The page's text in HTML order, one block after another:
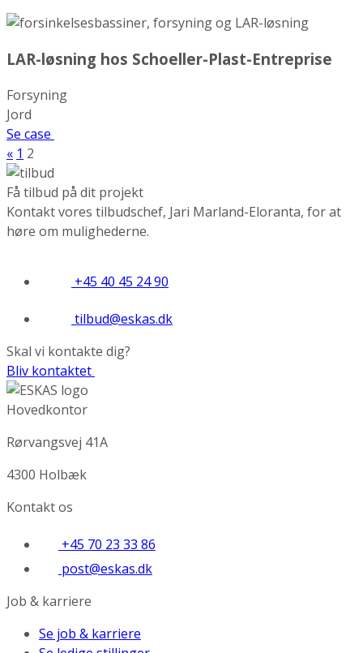
LAR-løsning hos Schoeller-Plast-Entreprise
Forsyning
Jord
Se case
Cases
navigation
« 1 2
Få tilbud på dit projekt
Kontakt vores tilbudschef, Jari Marland-Eloranta, for at
høre om mulighederne.
+45 40 45 24 90
tilbud@eskas.dk
Skal vi kontakte dig?
Bliv kontaktet
Hovedkontor
Rørvangsvej 41A
4300 Holbæk
Kontakt os
+45 70 23 33 86
post@eskas.dk
Job & karriere
Se job & karriere